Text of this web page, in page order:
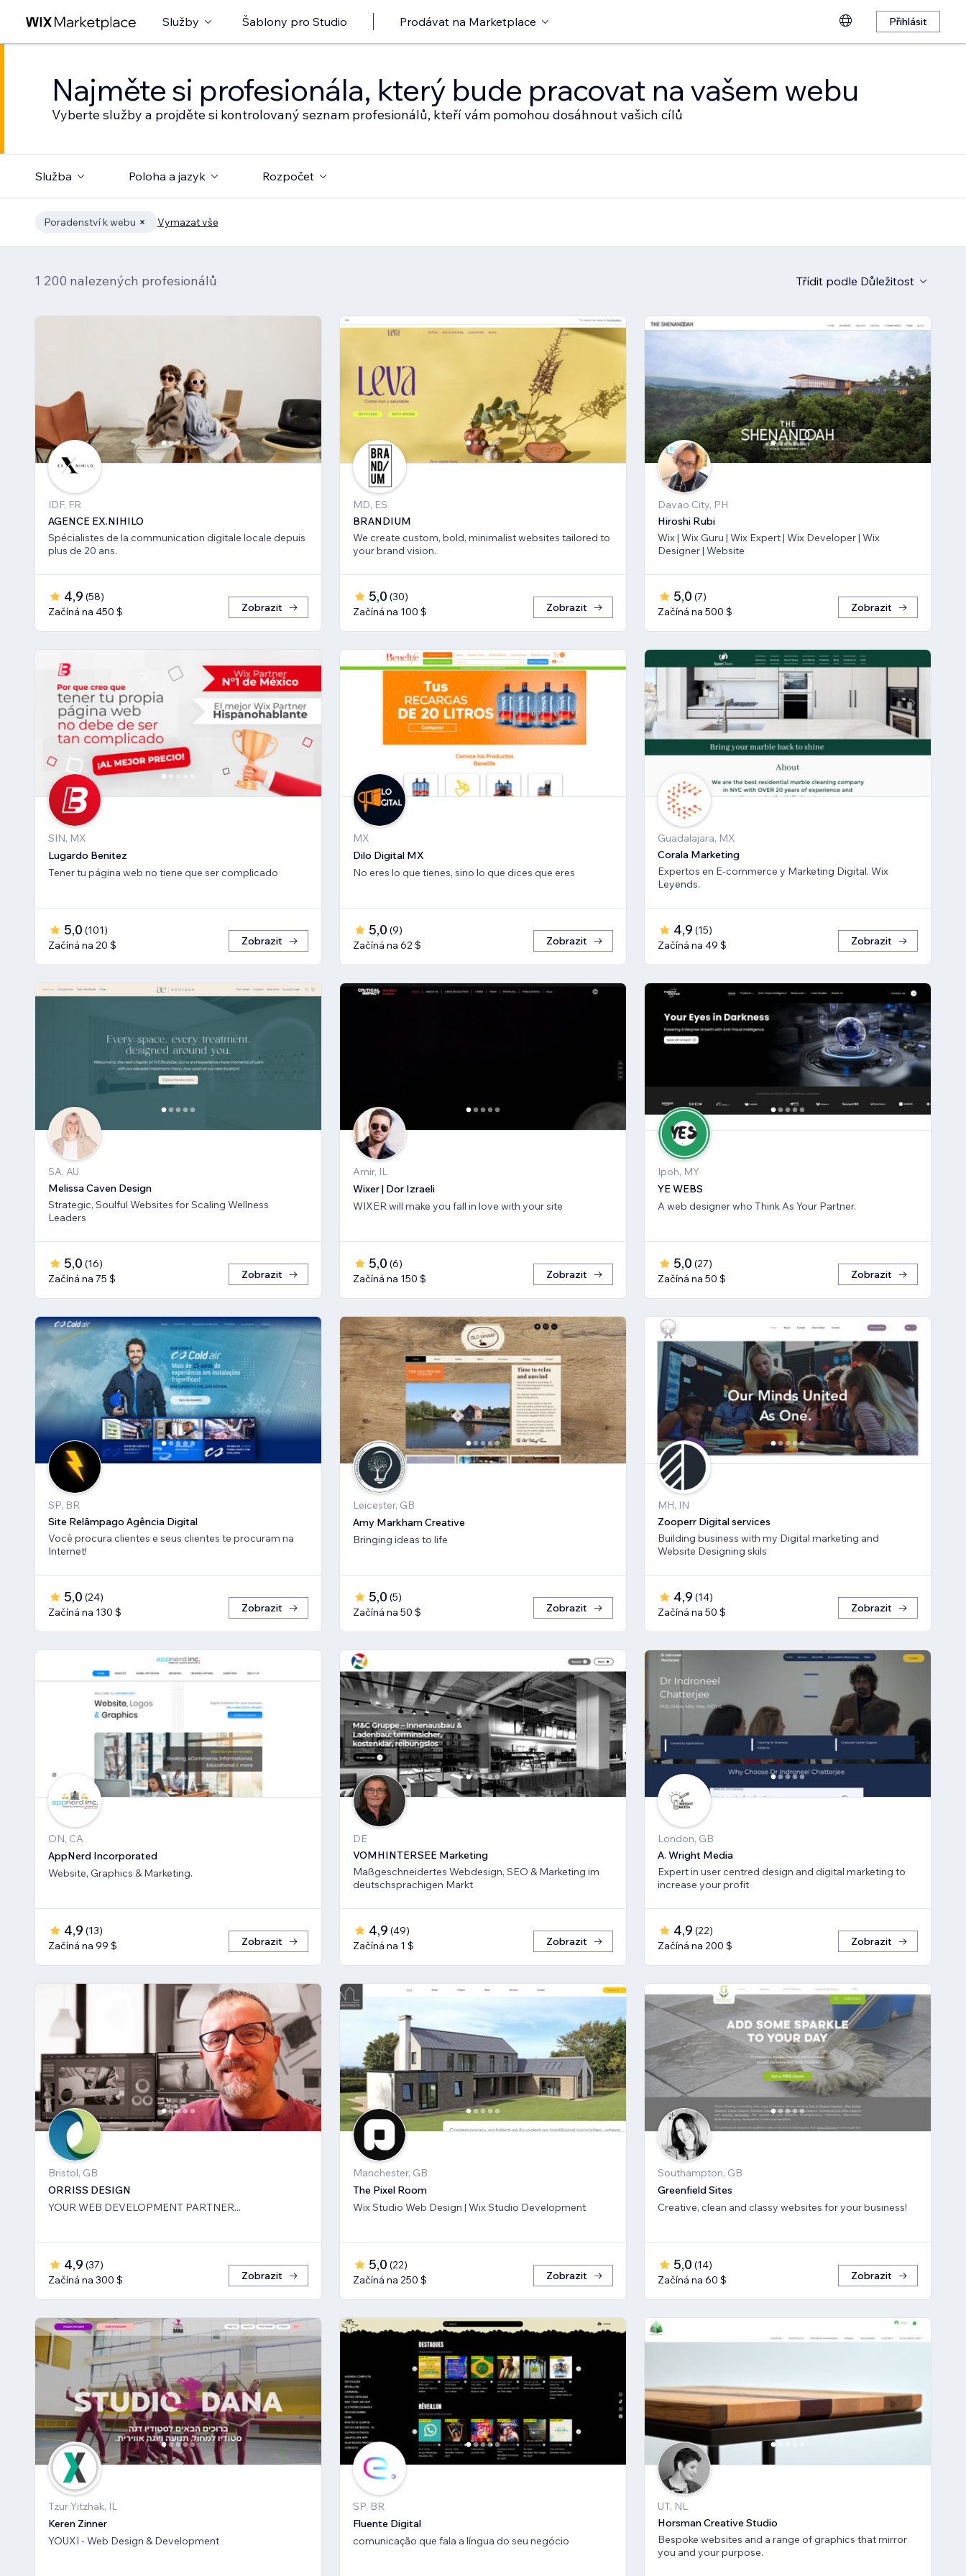
Služby Šablony pro Studio Prodávat na Marketplace Přihlásit
Najměte si profesionála, který bude pracovat na vašem webu
Vyberte služby a projděte si kontrolovaný seznam profesionálů, kteří vám pomohou dosáhnout vašich cílů
Služba Poloha a jazyk Rozpočet
Poradenství k webu Vymazat vše
1 200 nalezených profesionálů Třídit podle Důležitost
IDF, FR
AGENCE EX.NIHILO
Spécialistes de la communication digitale locale depuis
plus de 20 ans.
4,9 (58)
Začíná na 450 $
Zobrazit
MD, ES
BRANDIUM
We create custom, bold, minimalist websites tailored to
your brand vision.
5,0 (30)
Začíná na 100 $
Zobrazit
Davao City, PH
Hiroshi Rubi
Wix | Wix Guru | Wix Expert | Wix Developer | Wix
Designer | Website
5,0 (7)
Začíná na 500 $
Zobrazit
SIN, MX
Lugardo Benitez
Tener tu página web no tiene que ser complicado
5,0 (101)
Začíná na 20 $
Zobrazit
MX
Dilo Digital MX
No eres lo que tienes, sino lo que dices que eres
5,0 (9)
Začíná na 62 $
Zobrazit
Guadalajara, MX
Corala Marketing
Expertos en E-commerce y Marketing Digital. Wix
Leyends.
4,9 (15)
Začíná na 49 $
Zobrazit
SA, AU
Melissa Caven Design
Strategic, Soulful Websites for Scaling Wellness
Leaders
5,0 (16)
Začíná na 75 $
Zobrazit
Amir, IL
Wixer | Dor Izraeli
WIXER will make you fall in love with your site
5,0 (6)
Začíná na 150 $
Zobrazit
Ipoh, MY
YE WEBS
A web designer who Think As Your Partner.
5,0 (27)
Začíná na 50 $
Zobrazit
SP, BR
Site Relâmpago Agência Digital
Você procura clientes e seus clientes te procuram na
Internet!
5,0 (24)
Začíná na 130 $
Zobrazit
Leicester, GB
Amy Markham Creative
Bringing ideas to life
5,0 (5)
Začíná na 50 $
Zobrazit
MH, IN
Zooperr Digital services
Building business with my Digital marketing and
Website Designing skils
4,9 (14)
Začíná na 50 $
Zobrazit
ON, CA
AppNerd Incorporated
Website, Graphics & Marketing.
4,9 (13)
Začíná na 99 $
Zobrazit
DE
VOMHINTERSEE Marketing
Maßgeschneidertes Webdesign, SEO & Marketing im
deutschsprachigen Markt
4,9 (49)
Začíná na 1 $
Zobrazit
London, GB
A. Wright Media
Expert in user centred design and digital marketing to
increase your profit
4,9 (22)
Začíná na 200 $
Zobrazit
Bristol, GB
ORRISS DESIGN
YOUR WEB DEVELOPMENT PARTNER...
4,9 (37)
Začíná na 300 $
Zobrazit
Manchester, GB
The Pixel Room
Wix Studio Web Design | Wix Studio Development
5,0 (22)
Začíná na 250 $
Zobrazit
Southampton, GB
Greenfield Sites
Creative, clean and classy websites for your business!
5,0 (14)
Začíná na 60 $
Zobrazit
Tzur Yitzhak, IL
Keren Zinner
YOUXI - Web Design & Development
SP, BR
Fluente Digital
comunicação que fala a língua do seu negócio
UT, NL
Horsman Creative Studio
Bespoke websites and a range of graphics that mirror
you and your purpose.